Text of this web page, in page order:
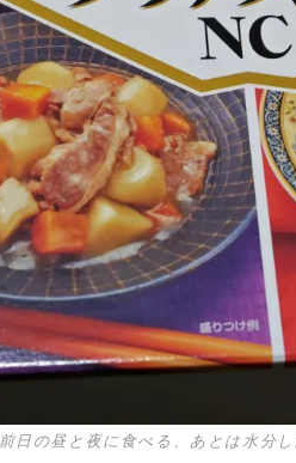
前日の昼と夜に食べる、あとは水分